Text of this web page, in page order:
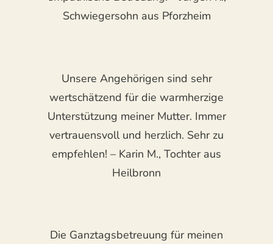
Schwiegersohn aus Pforzheim
Unsere Angehörigen sind sehr
wertschätzend für die warmherzige
Unterstützung meiner Mutter. Immer
vertrauensvoll und herzlich. Sehr zu
empfehlen! – Karin M., Tochter aus
Heilbronn
Die Ganztagsbetreuung für meinen